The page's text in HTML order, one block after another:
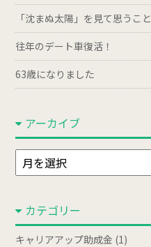
「沈まぬ太陽」を見て思うこと
往年のデート車復活！
63歳になりました
アーカイブ
ア
ー
イ
ブ
カテゴリー
キャリアアップ助成金 (1)